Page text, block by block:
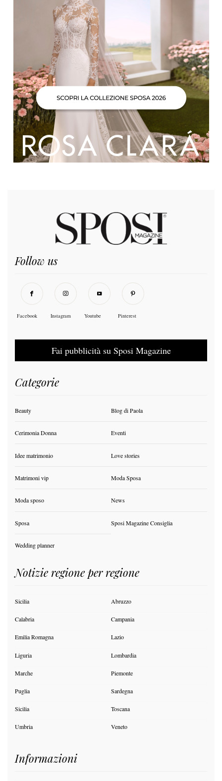
Follow us
Facebook Instagram Youtube Pinterest
Fai pubblicità su Sposi Magazine
Categorie
Beauty Blog di Paola
Cerimonia Donna Eventi
Idee matrimonio Love stories
Matrimoni vip Moda Sposa
Moda sposo News
Sposa Sposi Magazine Consiglia
Wedding planner
Notizie regione per regione
Sicilia Abruzzo
Calabria Campania
Emilia Romagna Lazio
Liguria Lombardia
Marche Piemonte
Puglia Sardegna
Sicilia Toscana
Umbria Veneto
Informazioni